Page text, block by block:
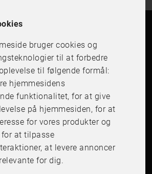
bruger cookies og
til at forbedre
til følgende formål:
hjemmesidens
funktionalitet,for at give
på hjemmesiden, for at
for vores produkter og
at tilpasse
,at levere annoncer
for dig.
rammebutik for billedrammer,
indramning. Vi forhandler
beslag og print af
Inramning
56 Stockholm